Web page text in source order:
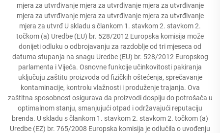
mjera za utvrđivanje mjera za utvrđivanje mjera za utvrđivanje
mjera za utvrđivanje mjera za utvrđivanje mjera za utvrđivanje
mjera za utvrđ U skladu s člankom 1. stavkom 2. stavkom 2.
točkom (a) Uredbe (EU) br. 528/2012 Europska komisija može
donijeti odluku o odbrojavanju za razdoblje od tri mjeseca od
datuma stupanja na snagu Uredbe (EU) br. 528/2012 Europskog
parlamenta i Vijeća. Osnovne funkcije učinkovitosti pakiranja
uključuju zaštitu proizvoda od fizičkih oštećenja, sprečavanje
kontaminacije, kontrolu vlažnosti i produženje trajanja. Ova
zaštitna sposobnost osigurava da proizvodi dospiju do potrošača u
optimalnom stanju, smanjujući otpad i održavajući reputaciju
brenda. U skladu s člankom 1. stavkom 2. stavkom 2. točkom (a)
Uredbe (EZ) br. 765/2008 Europska komisija je odlučila o uvođenju